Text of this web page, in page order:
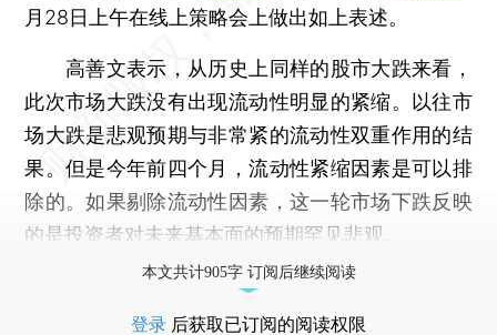
月28日上午在线上策略会上做出如上表述。
高善文表示，从历史上同样的股市大跌来看，
此次市场大跌没有出现流动性明显的紧缩。以往市
场大跌是悲观预期与非常紧的流动性双重作用的结
果。但是今年前四个月，流动性紧缩因素是可以排
除的。如果剔除流动性因素，这一轮市场下跌反映
的是投资者对未来基本面的预期罕见悲观。
本文共计905字 订阅后继续阅读
登录 后获取已订阅的阅读权限